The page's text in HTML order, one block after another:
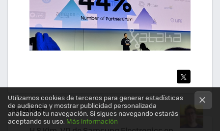
TWI
23:04 CET
Utilizamos cookies de terceros para generar estadísticas
de audiencia y mostrar publicidad personalizada
analizando tu navegación. Si sigues navegando estarás
aceptando su uso. Más información